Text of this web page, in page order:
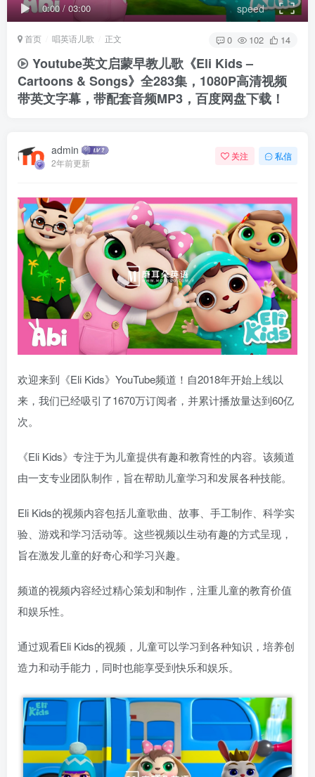
0:00/03:00 speed
首页 唱英语儿歌 正文 0 102 14
Youtube英文启蒙早教儿歌《Eli Kids –
Cartoons & Songs》全283集，1080P高清视频
带英文字幕，带配套音频MP3，百度网盘下载！
admin
2年前更新
关注 私信
欢迎来到《Eli Kids》YouTube频道！自2018年开始上线以
来，我们已经吸引了1670万订阅者，并累计播放量达到60亿
次。
《Eli Kids》专注于为儿童提供有趣和教育性的内容。该频道
由一支专业团队制作，旨在帮助儿童学习和发展各种技能。
Eli Kids的视频内容包括儿童歌曲、故事、手工制作、科学实
验、游戏和学习活动等。这些视频以生动有趣的方式呈现，
旨在激发儿童的好奇心和学习兴趣。
频道的视频内容经过精心策划和制作，注重儿童的教育价值
和娱乐性。
通过观看Eli Kids的视频，儿童可以学习到各种知识，培养创
造力和动手能力，同时也能享受到快乐和娱乐。